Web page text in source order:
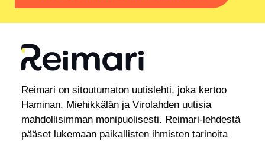
Reimari on sitoutumaton uutislehti, joka kertoo
Haminan, Miehikkälän ja Virolahden uutisia
mahdollisimman monipuolisesti. Reimari-lehdestä
pääset lukemaan paikallisten ihmisten tarinoita